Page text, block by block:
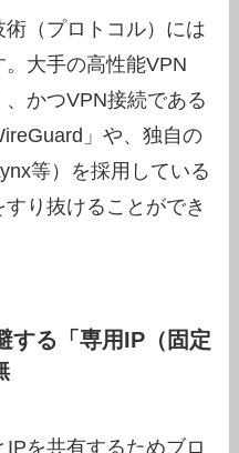
（プロトコル）には
大手の高性能VPN
かつVPN接続である
」や、独自の
等）を採用している
り抜けることができ
する「専用IP（固定
を共有するためブロ